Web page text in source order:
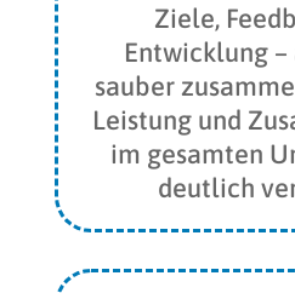
Ziele,
Entwicklung
sauber
Leistung und
im gesamten
deutlich